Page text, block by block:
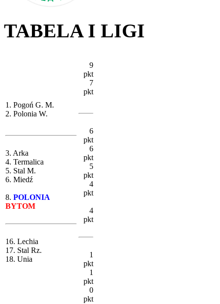
TABELA I LIGI
1. Pogoń G. M.
2. Polonia W.
3. Arka
4. Termalica
5. Stal M.
6. Miedź
8. POLONIA
BYTOM
16. Lechia
17. Stal Rz.
18. Unia
9
pkt
7
pkt
6
pkt
6
pkt
5
pkt
4
pkt
4
pkt
1
pkt
1
pkt
0
pkt